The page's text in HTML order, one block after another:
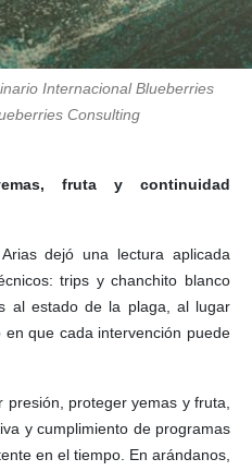
Internacional Blueberries
Consulting
fruta y continuidad
dejó una lectura aplicada
trips y chanchito blanco
al estado de la plaga, al lugar
que cada intervención puede
proteger yemas y fruta,
y cumplimiento de programas
en el tiempo. En arándanos,